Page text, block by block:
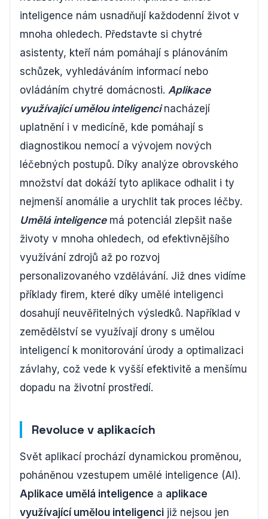
inteligence nám usnadňují každodenní život v
mnoha ohledech. Představte si chytré
asistenty, kteří nám pomáhají s plánováním
schůzek, vyhledáváním informací nebo
ovládáním chytré domácnosti. Aplikace
využívající umělou inteligencinacházejí
uplatnění i v medicíně, kde pomáhají s
diagnostikou nemocí a vývojem nových
léčebných postupů. Díky analýze obrovského
množství dat dokáží tyto aplikace odhalit i ty
nejmenší anomálie a urychlit tak proces léčby.
Umělá inteligencemá potenciál zlepšit naše
životy v mnoha ohledech, od efektivnějšího
využívání zdrojů až po rozvoj
personalizovaného vzdělávání. Již dnes vidíme
příklady firem, které díky umělé inteligenci
dosahují neuvěřitelných výsledků. Například v
zemědělství se využívají drony s umělou
inteligencí k monitorování úrody a optimalizaci
závlahy, což vede k vyšší efektivitě a menšímu
dopadu na životní prostředí.
Revoluce v aplikacích
Svět aplikací prochází dynamickou proměnou,
poháněnou vzestupem umělé inteligence (AI).
Aplikace umělá inteligence a aplikace
využívající umělou inteligenci již nejsou jen